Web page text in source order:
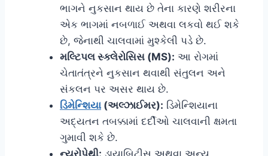
ભાગને નુકસાન થાય છે તેના કારણે શરીરના
એક ભાગમાં નબળાઈ અથવા લકવો થઈ શકે
છે, જેનાથી ચાલવામાં મુશ્કેલી પડે છે.
મલ્ટિપલ સ્ક્લેરોસિસ (MS): આ રોગમાં
ચેતાતંત્રને નુકસાન થવાથી સંતુલન અને
સંકલન પર અસર થાય છે.
ડિમેન્શિયા(અલ્ઝાઈમર): ડિમેન્શિયાના
અદ્યતન તબક્કામાં દર્દીઓ ચાલવાની ક્ષમતા
ગુમાવી શકે છે.
ન્યુરોપેથી: ડાયાબિટીસ અથવા અન્ય